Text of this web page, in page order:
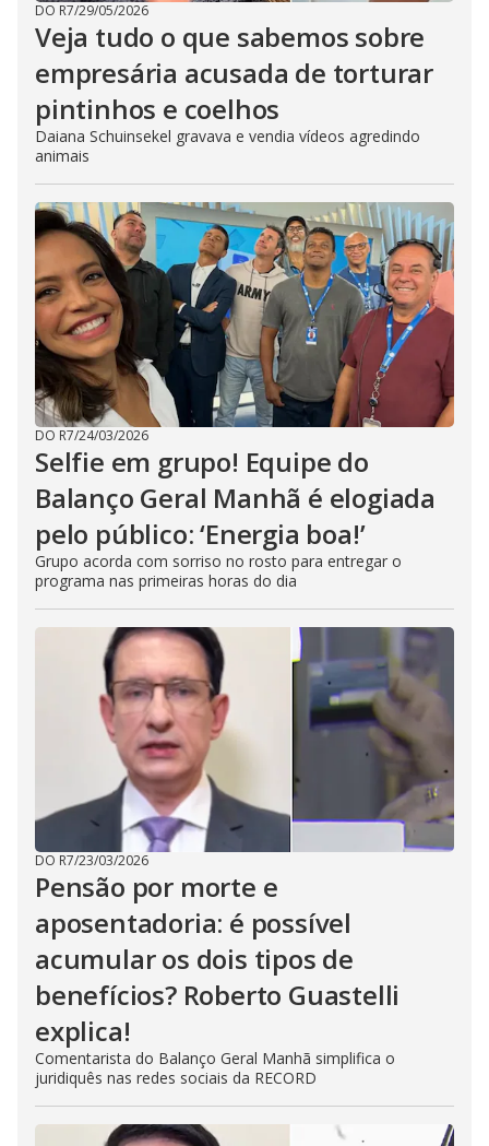
DO R7/29/05/2026
Veja tudo o que sabemos sobre
empresária acusada de torturar
pintinhos e coelhos
Daiana Schuinsekel gravava e vendia vídeos agredindo
animais
DO R7/24/03/2026
Selfie em grupo! Equipe do
Balanço Geral Manhã é elogiada
pelo público: ‘Energia boa!’
Grupo acorda com sorriso no rosto para entregar o
programa nas primeiras horas do dia
DO R7/23/03/2026
Pensão por morte e
aposentadoria: é possível
acumular os dois tipos de
benefícios? Roberto Guastelli
explica!
Comentarista do Balanço Geral Manhã simplifica o
juridiquês nas redes sociais da RECORD